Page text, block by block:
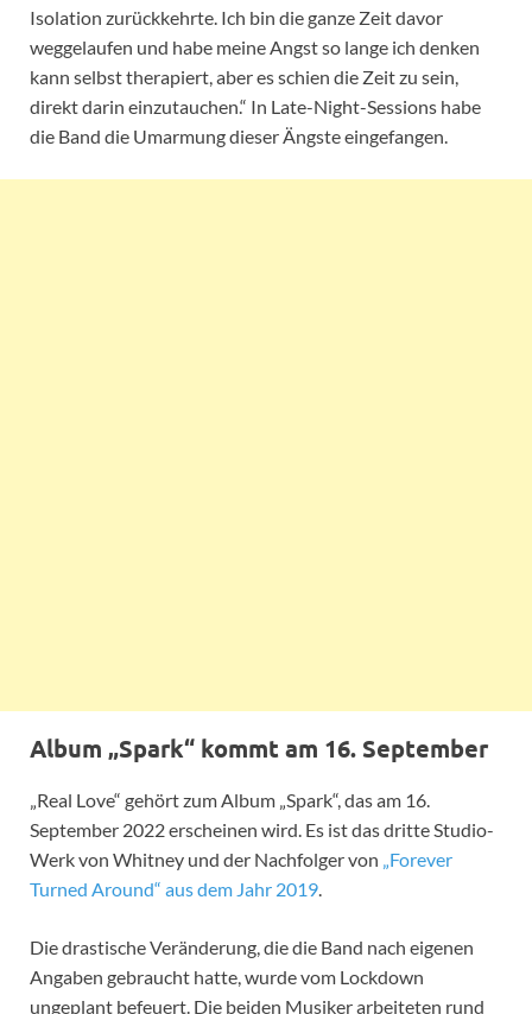
Isolation zurückkehrte. Ich bin die ganze Zeit davor
weggelaufen und habe meine Angst so lange ich denken
kann selbst therapiert, aber es schien die Zeit zu sein,
direkt darin einzutauchen.“ In Late-Night-Sessions habe
die Band die Umarmung dieser Ängste eingefangen.
Album „Spark“ kommt am 16. September
„Real Love“ gehört zum Album „Spark“, das am 16.
September 2022 erscheinen wird. Es ist das dritte Studio-
Werk von Whitney und der Nachfolger von „Forever
Turned Around“ aus dem Jahr 2019.
Die drastische Veränderung, die die Band nach eigenen
Angaben gebraucht hatte, wurde vom Lockdown
ungeplant befeuert. Die beiden Musiker arbeiteten rund